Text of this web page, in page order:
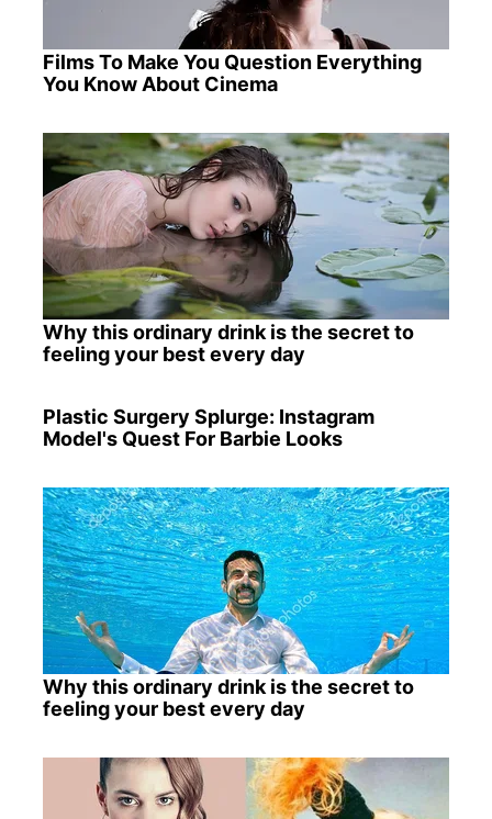
Films To Make You Question Everything
You Know About Cinema
Why this ordinary drink is the secret to
feeling your best every day
Plastic Surgery Splurge: Instagram
Model's Quest For Barbie Looks
Why this ordinary drink is the secret to
feeling your best every day